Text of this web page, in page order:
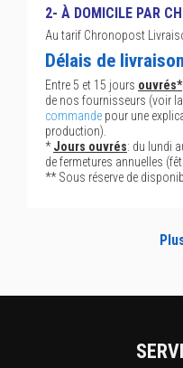
2- À DOMICILE PAR
Au tarif Chronopost
Délais de livraison
Entre 5 et 15 jours ouvrés*
de nos fournisseurs (voir
commande pour une
production).
*Jours ouvrés: du lundi
de fermetures annuelles
** Sous réserve de